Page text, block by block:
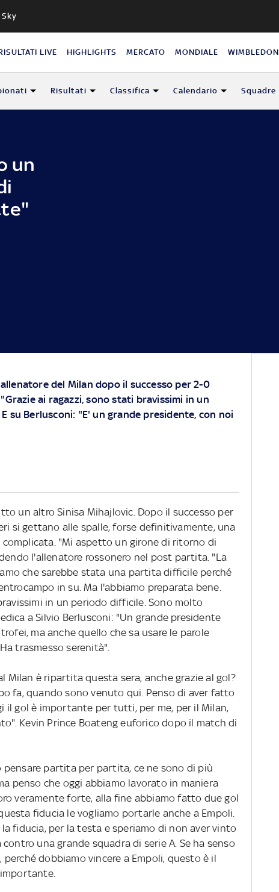
LIVE HIGHLIGHTS MERCATO MONDIALE WIMBLEDON
Risultati Classifica Calendario Squadre
un
del Milan dopo il successo per 2-0
ai ragazzi, sono stati bravissimi in un
su Berlusconi: "E' un grande presidente, con noi
un altro Sinisa Mihajlovic. Dopo il successo per
si gettano alle spalle, forse definitivamente, una
"Mi aspetto un girone di ritorno di
l'allenatore rossonero nel post partita. "La
che sarebbe stata una partita difficile perché
in su. Ma l'abbiamo preparata bene.
in un periodo difficile. Sono molto
a Silvio Berlusconi: "Un grande presidente
ma anche quello che sa usare le parole
trasmesso serenità".
Milan è ripartita questa sera, anche grazie al gol?
fa, quando sono venuto qui. Penso di aver fatto
il gol è importante per tutti, per me, per il Milan,
Kevin Prince Boateng euforico dopo il match di
pensare partita per partita, ce ne sono di più
penso che oggi abbiamo lavorato in maniera
veramente forte, alla fine abbiamo fatto due gol
fiducia le vogliamo portarle anche a Empoli.
fiducia, per la testa e speriamo di non aver vinto
una grande squadra di serie A. Se ha senso
perché dobbiamo vincere a Empoli, questo è il